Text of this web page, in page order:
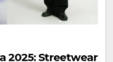
2025: Streetwear